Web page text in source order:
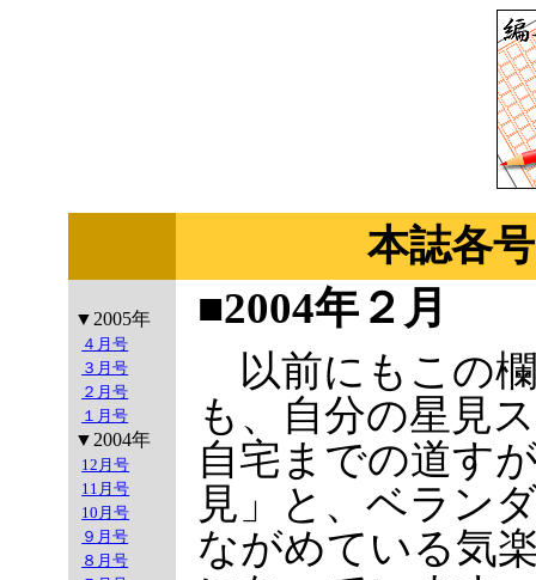
本誌各
▼2005年
４月号
３月号
２月号
１月号
▼2004年
12月号
11月号
10月号
９月号
８月号
■2004年２月
以前にもこの
も、自分の星見
自宅までの道す
見」と、ベラン
ながめている気